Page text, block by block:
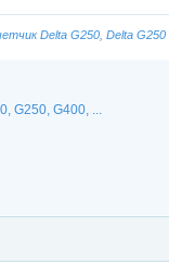
Delta G250 Delta G250
G250, G400, ...